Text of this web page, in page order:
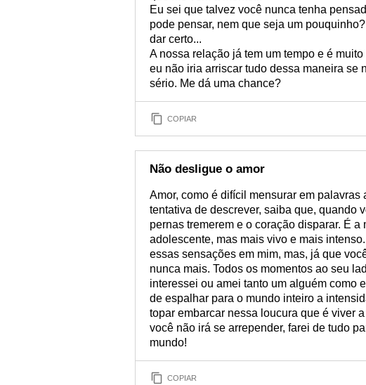
Eu sei que talvez você nunca tenha
pode pensar, nem que seja um
dar certo...
A nossa relação já tem um tempo e é
eu não iria arriscar tudo dessa maneira se
sério. Me dá uma chance?
COPIAR
Não desligue o amor
Amor, como é difícil mensurar em
tentativa de descrever, saiba que, quando
pernas tremerem e o coração disparar. É
adolescente, mas mais vivo e mais
essas sensações em mim, mas, já que
nunca mais. Todos os momentos ao seu
interessei ou amei tanto um alguém como
de espalhar para o mundo inteiro a
topar embarcar nessa loucura que é viver
você não irá se arrepender, farei de tudo
mundo!
COPIAR